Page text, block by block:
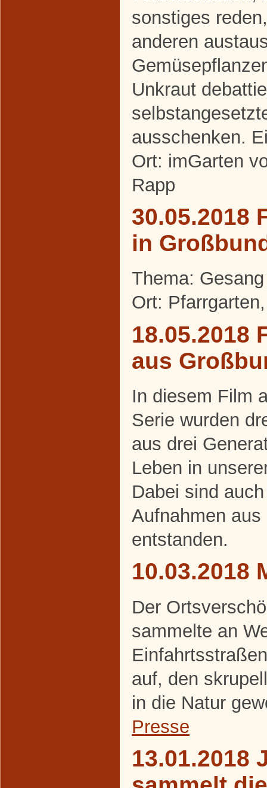
sonstiges
anderen
Unkraut
ausschenken.
Ort: imGarten
Rapp
30.05.2018
in
Thema:
Ort:
18.05.2018
aus
In diesem Film
Serie wurden
aus drei
Leben in
Dabei sind
Aufnahmen
entstanden.
10.03.2018
Der
sammelte an
auf, den
in die Natur
Presse
13.01.2018